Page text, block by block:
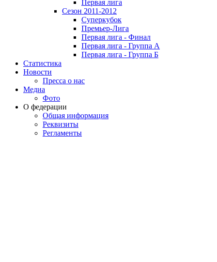
Первая лига
Сезон 2011-2012
Суперкубок
Премьер-Лига
Первая лига - Финал
Первая лига - Группа А
Первая лига - Группа Б
Статистика
Новости
Пресса о нас
Медиа
Фото
О федерации
Общая информация
Реквизиты
Регламенты